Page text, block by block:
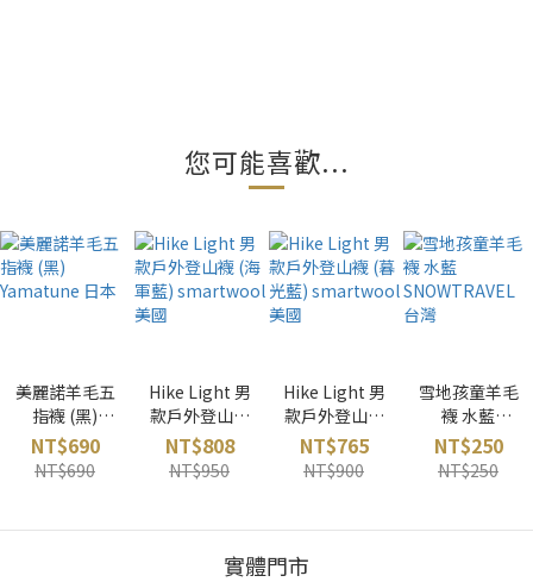
您可能喜歡...
美麗諾羊毛五
指襪 (黑)
Yamatune 日
本
NT$690
NT$690
Hike Light 男
款戶外登山襪
(海軍藍)
smartwool
美國
NT$808
NT$950
Hike Light 男
款戶外登山襪
(暮光藍)
smartwool
美國
NT$765
NT$900
雪地孩童羊毛
襪 水藍
SNOWTRAVE
L 台灣
NT$250
NT$250
實體門市